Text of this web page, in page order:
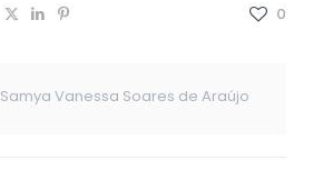
0
Samya Vanessa Soares de Araújo